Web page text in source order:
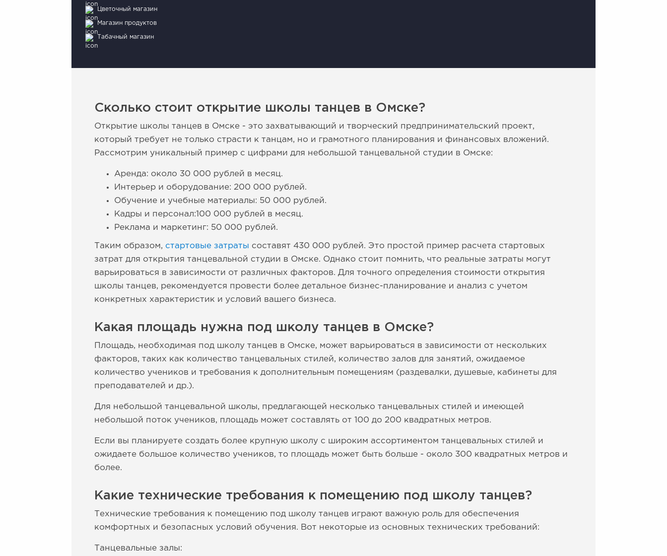
Цветочный магазин
Магазин продуктов
Табачный магазин
Сколько стоит открытие школы танцев в Омске?
Открытие школы танцев в Омске - это захватывающий и творческий предпринимательский проект,
который требует не только страсти к танцам, но и грамотного планирования и финансовых вложений.
Рассмотрим уникальный пример с цифрами для небольшой танцевальной студии в Омске:
Аренда: около 30 000 рублей в месяц.
Интерьер и оборудование: 200 000 рублей.
Обучение и учебные материалы: 50 000 рублей.
Кадры и персонал:100 000 рублей в месяц.
Реклама и маркетинг: 50 000 рублей.
Таким образом, стартовые затраты составят 430 000 рублей. Это простой пример расчета стартовых
затрат для открытия танцевальной студии в Омске. Однако стоит помнить, что реальные затраты могут
варьироваться в зависимости от различных факторов. Для точного определения стоимости открытия
школы танцев, рекомендуется провести более детальное бизнес-планирование и анализ с учетом
конкретных характеристик и условий вашего бизнеса.
Какая площадь нужна под школу танцев в Омске?
Площадь, необходимая под школу танцев в Омске, может варьироваться в зависимости от нескольких
факторов, таких как количество танцевальных стилей, количество залов для занятий, ожидаемое
количество учеников и требования к дополнительным помещениям (раздевалки, душевые, кабинеты для
преподавателей и др.).
Для небольшой танцевальной школы, предлагающей несколько танцевальных стилей и имеющей
небольшой поток учеников, площадь может составлять от 100 до 200 квадратных метров.
Если вы планируете создать более крупную школу с широким ассортиментом танцевальных стилей и
ожидаете большое количество учеников, то площадь может быть больше - около 300 квадратных метров и
более.
Какие технические требования к помещению под школу танцев?
Технические требования к помещению под школу танцев играют важную роль для обеспечения
комфортных и безопасных условий обучения. Вот некоторые из основных технических требований:
Танцевальные залы: